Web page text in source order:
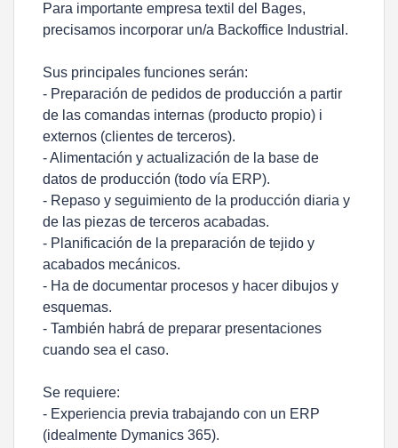
Para importante empresa textil del Bages,
precisamos incorporar un/a Backoffice Industrial.
Sus principales funciones serán:
- Preparación de pedidos de producción a partir
de las comandas internas (producto propio) i
externos (clientes de terceros).
- Alimentación y actualización de la base de
datos de producción (todo vía ERP).
- Repaso y seguimiento de la producción diaria y
de las piezas de terceros acabadas.
- Planificación de la preparación de tejido y
acabados mecánicos.
- Ha de documentar procesos y hacer dibujos y
esquemas.
- También habrá de preparar presentaciones
cuando sea el caso.
Se requiere:
- Experiencia previa trabajando con un ERP
(idealmente Dymanics 365).